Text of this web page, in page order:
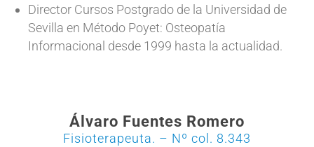
Director Cursos Postgrado de la Universidad de
Sevilla en Método Poyet: Osteopatía
Informacional desde 1999 hasta la actualidad.
Álvaro Fuentes Romero
Fisioterapeuta. – Nº col. 8.343